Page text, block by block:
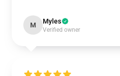
M Myles
Verified owner